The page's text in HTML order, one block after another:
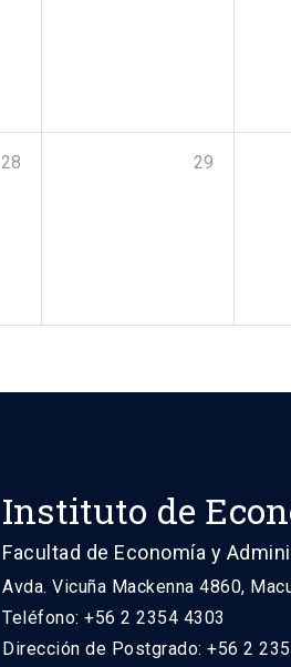
28 29
Instituto de
Facultad de Economía y
Avda. Vicuña Mackenna 4860,
Teléfono: +56 2 2354 4303
Dirección de Postgrado: +56 2